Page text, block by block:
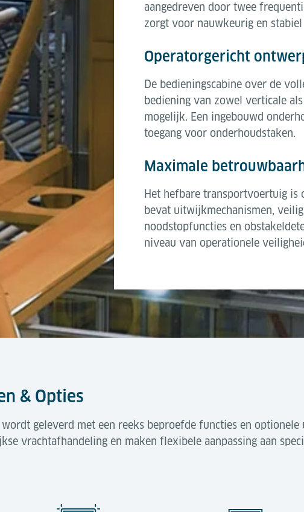
aangedreven door twee
zorgt voor nauwkeurig en stabiel
Operatorgericht
De bedieningscabine over de
bediening van zowel verticale
mogelijk. Een ingebouwd
toegang voor onderhoudstaken.
Maximale
Het hefbare transportvoertuig
bevat uitwijkmechanismen,
noodstopfuncties en
niveau van operationele
& Opties
wordt geleverd met een reeks beproefde functies en
vrachtafhandeling en maken flexibele aanpassing aan